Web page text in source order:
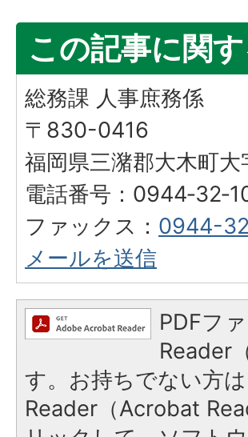
この記事に関
総務課 人事庶務係
〒830-0416
福岡県三潴郡大木町
電話番号：
ファックス： 0944-
メールを送信
PDFフ
Reader
す。お持ちでない方
Reader（Acrobat